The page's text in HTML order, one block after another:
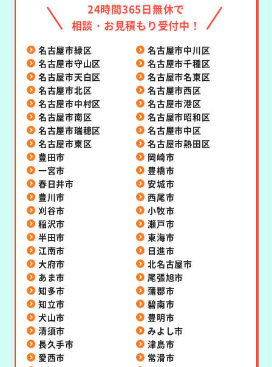
24時間365日無休で
相談・お見積もり受付中！
名古屋市緑区
名古屋市中川区
名古屋市守山区
名古屋市千種区
名古屋市天白区
名古屋市名東区
名古屋市北区
名古屋市西区
名古屋市中村区
名古屋市港区
名古屋市南区
名古屋市昭和区
名古屋市瑞穂区
名古屋市中区
名古屋市東区
名古屋市熱田区
豊田市
岡崎市
一宮市
豊橋市
春日井市
安城市
豊川市
西尾市
刈谷市
小牧市
稲沢市
瀬戸市
半田市
東海市
江南市
日進市
大府市
北名古屋市
あま市
尾張旭市
知多市
蒲郡市
知立市
碧南市
犬山市
豊明市
清須市
みよし市
長久手市
津島市
愛西市
常滑市